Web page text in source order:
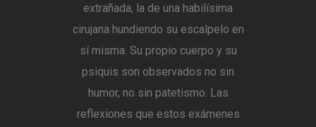
extrañada, la de una habilísima
cirujana hundiendo su escalpelo en
sí misma. Su propio cuerpo y su
psiquis son observados no sin
humor, no sin patetismo. Las
reflexiones que estos exámenes